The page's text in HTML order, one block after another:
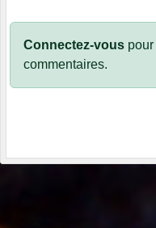
Connectez-vous
commentaires.